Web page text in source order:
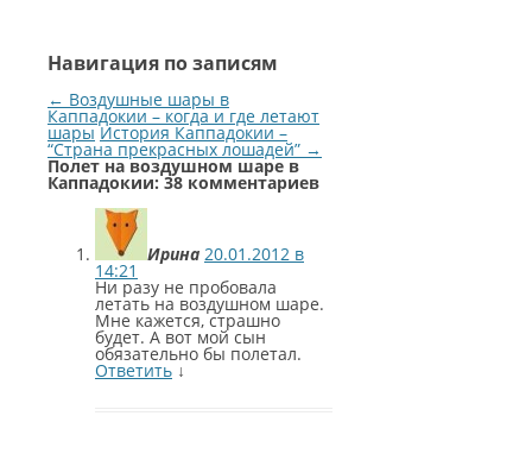
Навигация по записям
← Воздушные шары в
Каппадокии – когда и где летают
шары История Каппадокии –
“Страна прекрасных лошадей” →
Полет на воздушном шаре в
Каппадокии: 38 комментариев
Ирина 20.01.2012 в
14:21
Ни разу не пробовала
летать на воздушном шаре.
Мне кажется, страшно
будет. А вот мой сын
обязательно бы полетал.
Ответить ↓